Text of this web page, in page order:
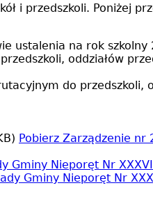
i przedszkoli. Poniżej
ustalenia na rok
oddziałów
do przedszkoli,
Pobierz Zarządzenie nr
Gminy Nieporęt Nr
Gminy Nieporęt Nr